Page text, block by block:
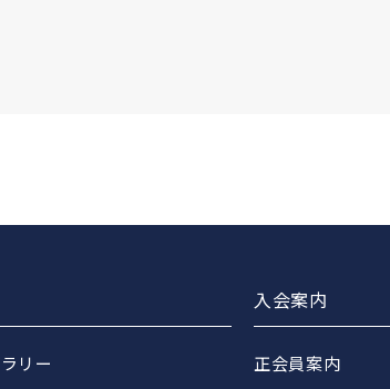
リー
入会案内
正会員案内